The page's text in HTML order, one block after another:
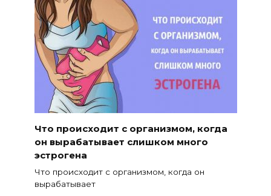
Что происходит с организмом, когда
он вырабатывает слишком много
эстрогена
Что происходит с организмом, когда он
вырабатывает